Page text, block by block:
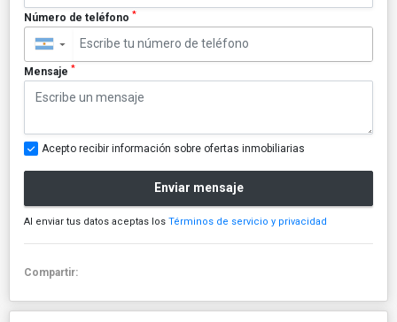
Número de teléfono *
▼
Mensaje *
Acepto recibir información sobre ofertas inmobiliarias
Enviar mensaje
Al enviar tus datos aceptas los Términos de servicio y privacidad
Compartir: